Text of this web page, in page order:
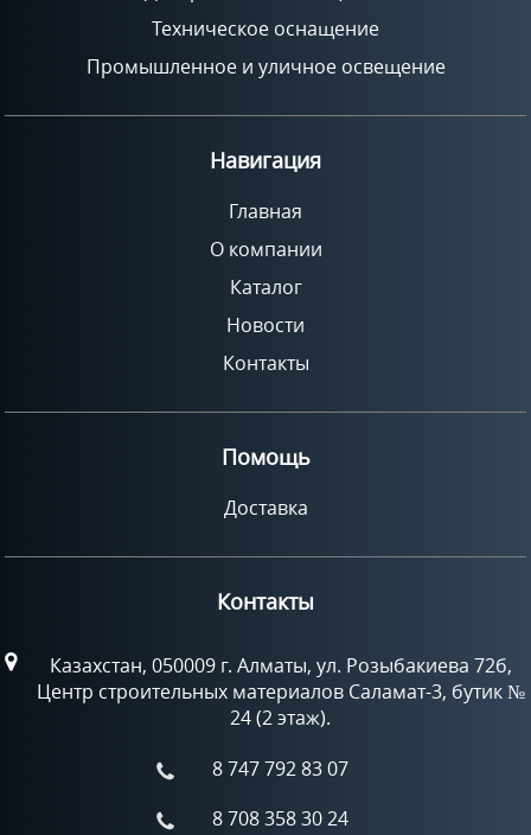
Техническое оснащение
Промышленное и уличное освещение
Навигация
Главная
О компании
Каталог
Новости
Контакты
Помощь
Доставка
Контакты
Казахстан, 050009 г. Алматы, ул. Розыбакиева 72б,
Центр строительных материалов Саламат-3, бутик №
24 (2 этаж).
8 747 792 83 07
8 708 358 30 24